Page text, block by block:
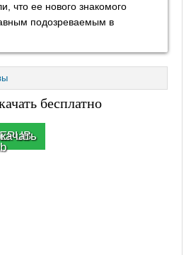
что ее нового знакомого
подозреваемым в
бесплатно
EPUB